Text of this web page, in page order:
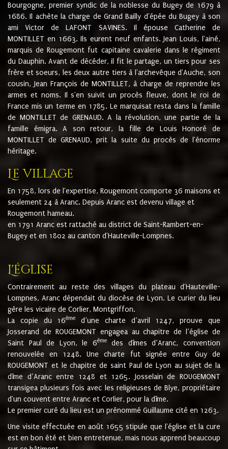
Bourgogne, premier syndic de la noblesse du Bugey de 1679 à
1686. Il achète la charge de Grand Bailly d'épée du Bugey à son
ami Victor de LAFONT SAVINES. Il épouse Catherine de
MONTILLET en 1663. Ils eurent neuf enfants. Jean Louis, l'ainé,
marquis de Rougemont fut capitaine cavalerie dans le régiment
du Dauphin. Avant de décéder, il fit le partage, un tiers pour ses
frère et soeurs, les deux autre tiers à l'archevêque d'Auche, son
cousin, Jean François de MONTILLET, à charge de reprendre les
armes et noms. Il s'en suivit un procès fleuve, dont le roi de
France mis un terme en 1785. Le marquisat resta dans la famille
de MONTILLET de GRENAUD. A la révolution, une partie de la
famille émigra. A son retour, la fille de Louis Honoré de
MONTILLET de GRENAUD, prit la suite du procès de l'énorme
héritage.
Le village
En 1758, lors de l'expertise, Rougemont comporte 36 maisons et
seulement 24 à Aranc. Depuis Aranc est devenu village et
Rougemont hameau.
en 1791 Aranc est rattaché au district de Saint-Rambert-en-
Bugey et en 1802 au canton d'Hauteville-Lompnes.
L'église
Contrairement au reste des villages du plateau d'Hauteville-
Lompnes, Aranc dépendait du diocèse de Lyon. Le curier du lieu
gère les vicaire de Corlier, Montgriffon.
La copie du 16ème
d’une charte d’avril 1247, prouve que
Josserand de ROUGEMONT engagea au chapitre de l’église de
Saint Paul de Lyon, le 6èmedes dîmes d’Aranc, convention
renouvelée en 1248. Une charte fut signée entre Guy de
ROUGEMONT et le chapitre de saint Paul de Lyon au sujet de la
dîme d’Aranc entre 1248 et 1265. Josselain de ROUGEMONT
transigea plusieurs fois avec les religieuses de Blye, propriétaire
d'un couvent entre Aranc et Corlier, pour la dîme.
Le premier curé du lieu est un prénommé Guillaume cité en 1263.
Une visite effectuée en août 1655 stipule que l'église et la cure
est en bon été et bien entretenue, mais nous apprend beaucoup